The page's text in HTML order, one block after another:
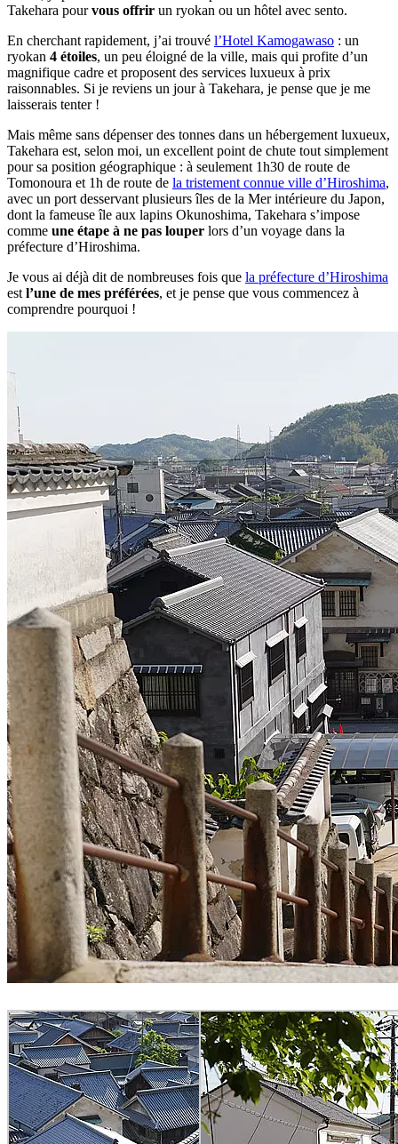
Takehara pourvous offrir un ryokan ou un hôtel avec sento.
En cherchant rapidement, j’ai trouvé l’Hotel Kamogawaso : un
ryokan 4 étoiles, un peu éloigné de la ville, mais qui profite d’un
magnifique cadre et proposent des services luxueux à prix
raisonnables. Si je reviens un jour à Takehara, je pense que je me
laisserais tenter !
Mais même sans dépenser des tonnes dans un hébergement luxueux,
Takehara est, selon moi, un excellent point de chute tout simplement
pour sa position géographique : à seulement 1h30 de route de
Tomonoura et 1h de route de la tristement connue ville d’Hiroshima,
avec un port desservant plusieurs îles de la Mer intérieure du Japon,
dont la fameuse île aux lapins Okunoshima, Takehara s’impose
comme une étape à ne pas louper lors d’un voyage dans la
préfecture d’Hiroshima.
Je vous ai déjà dit de nombreuses fois que la préfecture d’Hiroshima
est l’une de mes préférées, et je pense que vous commencez à
comprendre pourquoi !